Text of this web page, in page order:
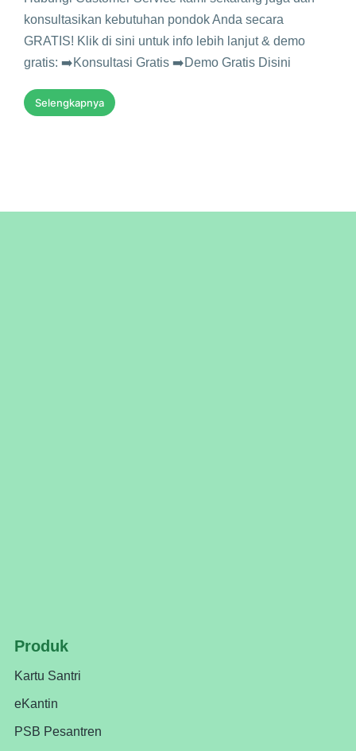
konsultasikan kebutuhan pondok Anda secara
GRATIS! Klik di sini untuk info lebih lanjut & demo
gratis: ➡️Konsultasi Gratis ➡️Demo Gratis Disini
Selengkapnya
Produk
Kartu Santri
eKantin
PSB Pesantren